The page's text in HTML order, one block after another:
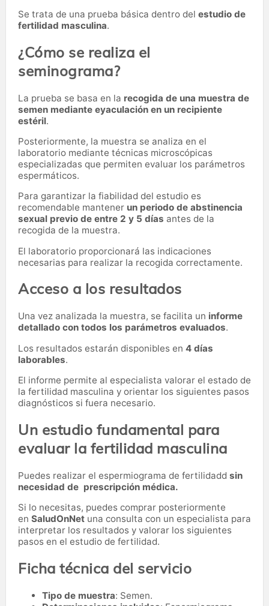
Se trata de una prueba básica dentro del estudio de
fertilidad masculina.
¿Cómo se realiza el
seminograma?
La prueba se basa en la recogida de una muestra de
semen mediante eyaculación en un recipiente
estéril.
Posteriormente, la muestra se analiza en el
laboratorio mediante técnicas microscópicas
especializadas que permiten evaluar los parámetros
espermáticos.
Para garantizar la fiabilidad del estudio es
recomendable mantener un periodo de abstinencia
sexual previo de entre 2 y 5 días antes de la
recogida de la muestra.
El laboratorio proporcionará las indicaciones
necesarias para realizar la recogida correctamente.
Acceso a los resultados
Una vez analizada la muestra, se facilita un informe
detallado con todos los parámetros evaluados.
Los resultados estarán disponibles en 4 días
laborables.
El informe permite al especialista valorar el estado de
la fertilidad masculina y orientar los siguientes pasos
diagnósticos si fuera necesario.
Un estudio fundamental para
evaluar la fertilidad masculina
Puedes realizar el espermiograma de fertilidadd sin
necesidad de prescripción médica.
Si lo necesitas, puedes comprar posteriormente
en SaludOnNet una consulta con un especialista para
interpretar los resultados y valorar los siguientes
pasos en el estudio de fertilidad.
Ficha técnica del servicio
Tipo de muestra: Semen.